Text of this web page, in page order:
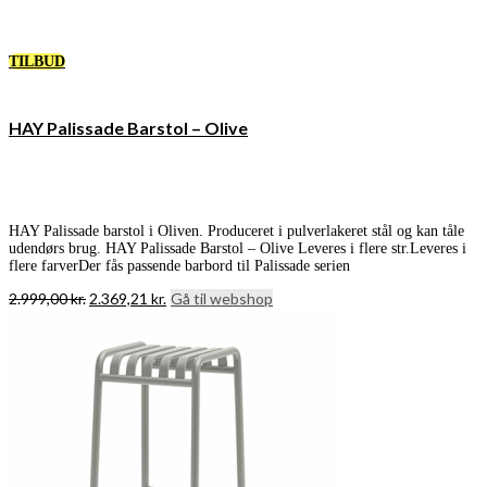
TILBUD
HAY Palissade Barstol – Olive
HAY Palissade barstol i Oliven. Produceret i pulverlakeret stål og kan tåle
udendørs brug. HAY Palissade Barstol – Olive Leveres i flere str.Leveres i
flere farverDer fås passende barbord til Palissade serien
2.999,00kr. Den
var:
2.999,00 kr..
2.369,21 kr. Den
er:
2.369,21 kr..
Gå til webshop